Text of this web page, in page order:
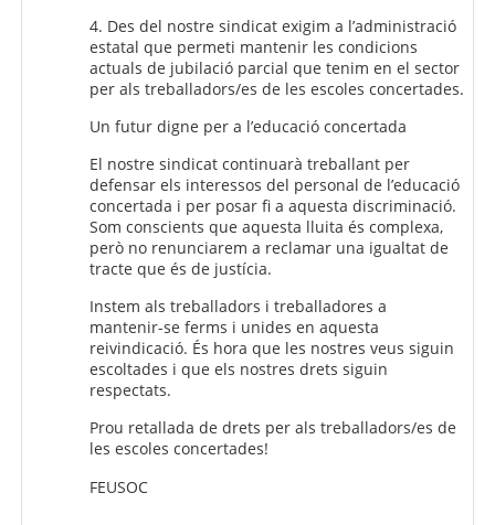
4. Des del nostre sindicat exigim a l’administració
estatal que permeti mantenir les condicions
actuals de jubilació parcial que tenim en el sector
per als treballadors/es de les escoles concertades.
Un futur digne per a l’educació concertada
El nostre sindicat continuarà treballant per
defensar els interessos del personal de l’educació
concertada i per posar fi a aquesta discriminació.
Som conscients que aquesta lluita és complexa,
però no renunciarem a reclamar una igualtat de
tracte que és de justícia.
Instem als treballadors i treballadores a
mantenir-se ferms i unides en aquesta
reivindicació. És hora que les nostres veus siguin
escoltades i que els nostres drets siguin
respectats.
Prou retallada de drets per als treballadors/es de
les escoles concertades!
FEUSOC